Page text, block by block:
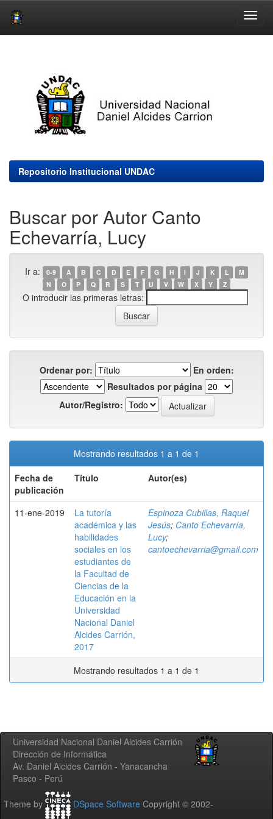
Repositorio Institucional UNDAC
Buscar por Autor Canto
Echevarría, Lucy
Ir a: 0-9 A B C D E F G H I J K L
M
N
O P Q R S T U V W X Y Z
O introducir las primeras letras:
Ordenar por:
En orden:
Resultados por página
Autor/Registro:
Mostrando resultados 1 a 1 de 1
Fecha de
publicación
Título Autor(es)
11-ene-2019
La tutoría
académica y las
habilidades
sociales en los
estudiantes de
la Facultad de
Ciencias de la
Educación en la
Universidad
Nacional Daniel
Alcides Carrión,
2017
Espinoza Cubillas, Raquel
Jesús; Canto Echevarría,
Lucy;
cantoechevarria@gmail.com
Mostrando resultados 1 a 1 de 1
Universidad Nacional Daniel Alcides Carrión
Dirección de Informática
Av. Daniel Alcides Carrión - Yanacancha
Pasco - Perú
Theme by DSpace Software Copyright © 2002-